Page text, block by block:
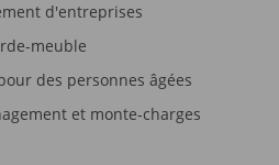
d'entreprises
meuble
des personnes âgées
et monte-charges